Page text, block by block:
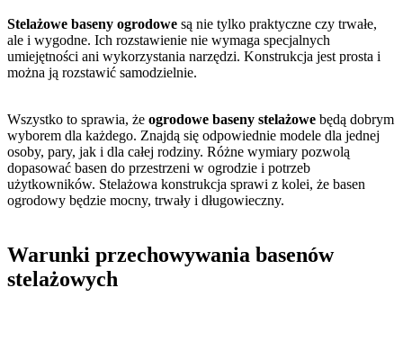
Stelażowe baseny ogrodowe są nie tylko praktyczne czy trwałe,
ale i wygodne. Ich rozstawienie nie wymaga specjalnych
umiejętności ani wykorzystania narzędzi. Konstrukcja jest prosta i
można ją rozstawić samodzielnie.
Wszystko to sprawia, że ogrodowe baseny stelażowe będą dobrym
wyborem dla każdego. Znajdą się odpowiednie modele dla jednej
osoby, pary, jak i dla całej rodziny. Różne wymiary pozwolą
dopasować basen do przestrzeni w ogrodzie i potrzeb
użytkowników. Stelażowa konstrukcja sprawi z kolei, że basen
ogrodowy będzie mocny, trwały i długowieczny.
Warunki przechowywania basenów
stelażowych